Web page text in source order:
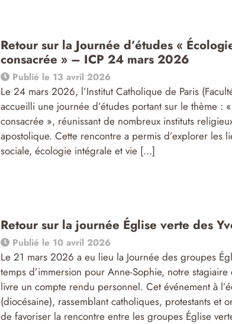
Retour sur la Journée d’études «
consacrée » – ICP 24 mars 2026
Publié le 13 avril 2026
Le 24 mars 2026, l’Institut Catholique de Paris
accueilli une journée d’études portant sur le thème :
consacrée », réunissant de nombreux instituts
apostolique. Cette rencontre a permis d’explorer les
sociale, écologie intégrale et vie […]
Retour sur la journée Église verte des
Publié le 10 avril 2026
Le 21 mars 2026 a eu lieu la Journée des groupes
temps d’immersion pour Anne-Sophie, notre
livre un compte rendu personnel. Cet événement à
(diocésaine), rassemblant catholiques, protestants et
de favoriser la rencontre entre les groupes Église